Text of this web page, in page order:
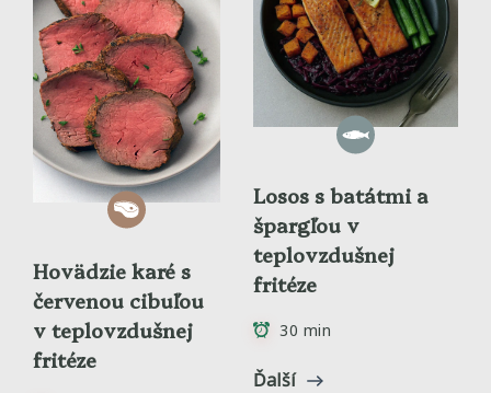
Hovädzie karé s
červenou cibuľou
v teplovzdušnej
fritéze
Losos s batátmi a
špargľou v
teplovzdušnej
fritéze
30 min
Ďalší